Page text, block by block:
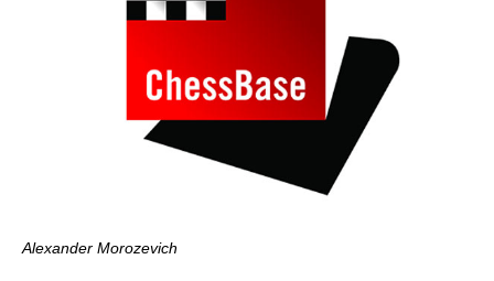
Alexander Morozevich